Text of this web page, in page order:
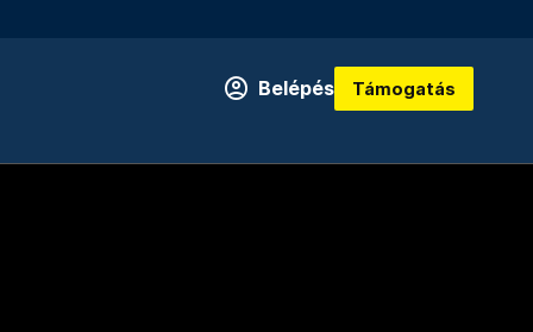
Belépés Támogatás